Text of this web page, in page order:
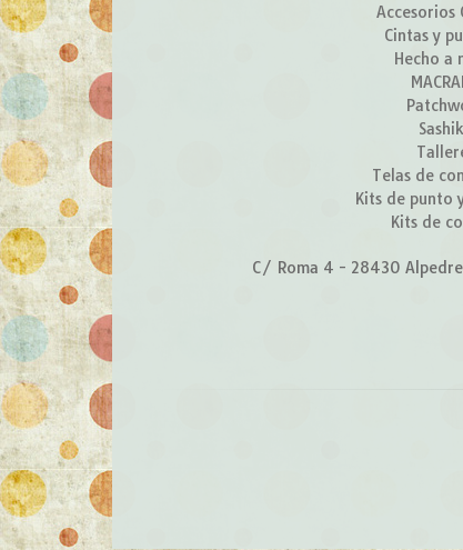
Accesorios
Cintas y
Hecho a
Telas de
Kits de punto
Kits de
C/ Roma 4 - 28430